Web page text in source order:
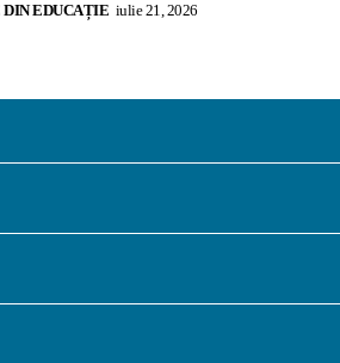
EDUCAȚIE iulie 21, 2026